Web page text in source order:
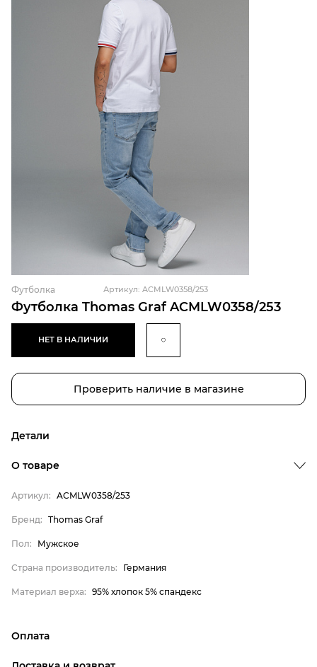
Футболка Thomas Graf ACMLW0358/253
Футболка Артикул: ACMLW0358/253
НЕТ В НАЛИЧИИ
Проверить наличие в магазине
Детали
Материал верха
Thomas Graf
Мужское
О товаре
Артикул: ACMLW0358/253
Бренд: Thomas Graf
Пол: Мужское
Страна производитель: Германия
Материал верха: 95% хлопок 5% спандекс
Оплата